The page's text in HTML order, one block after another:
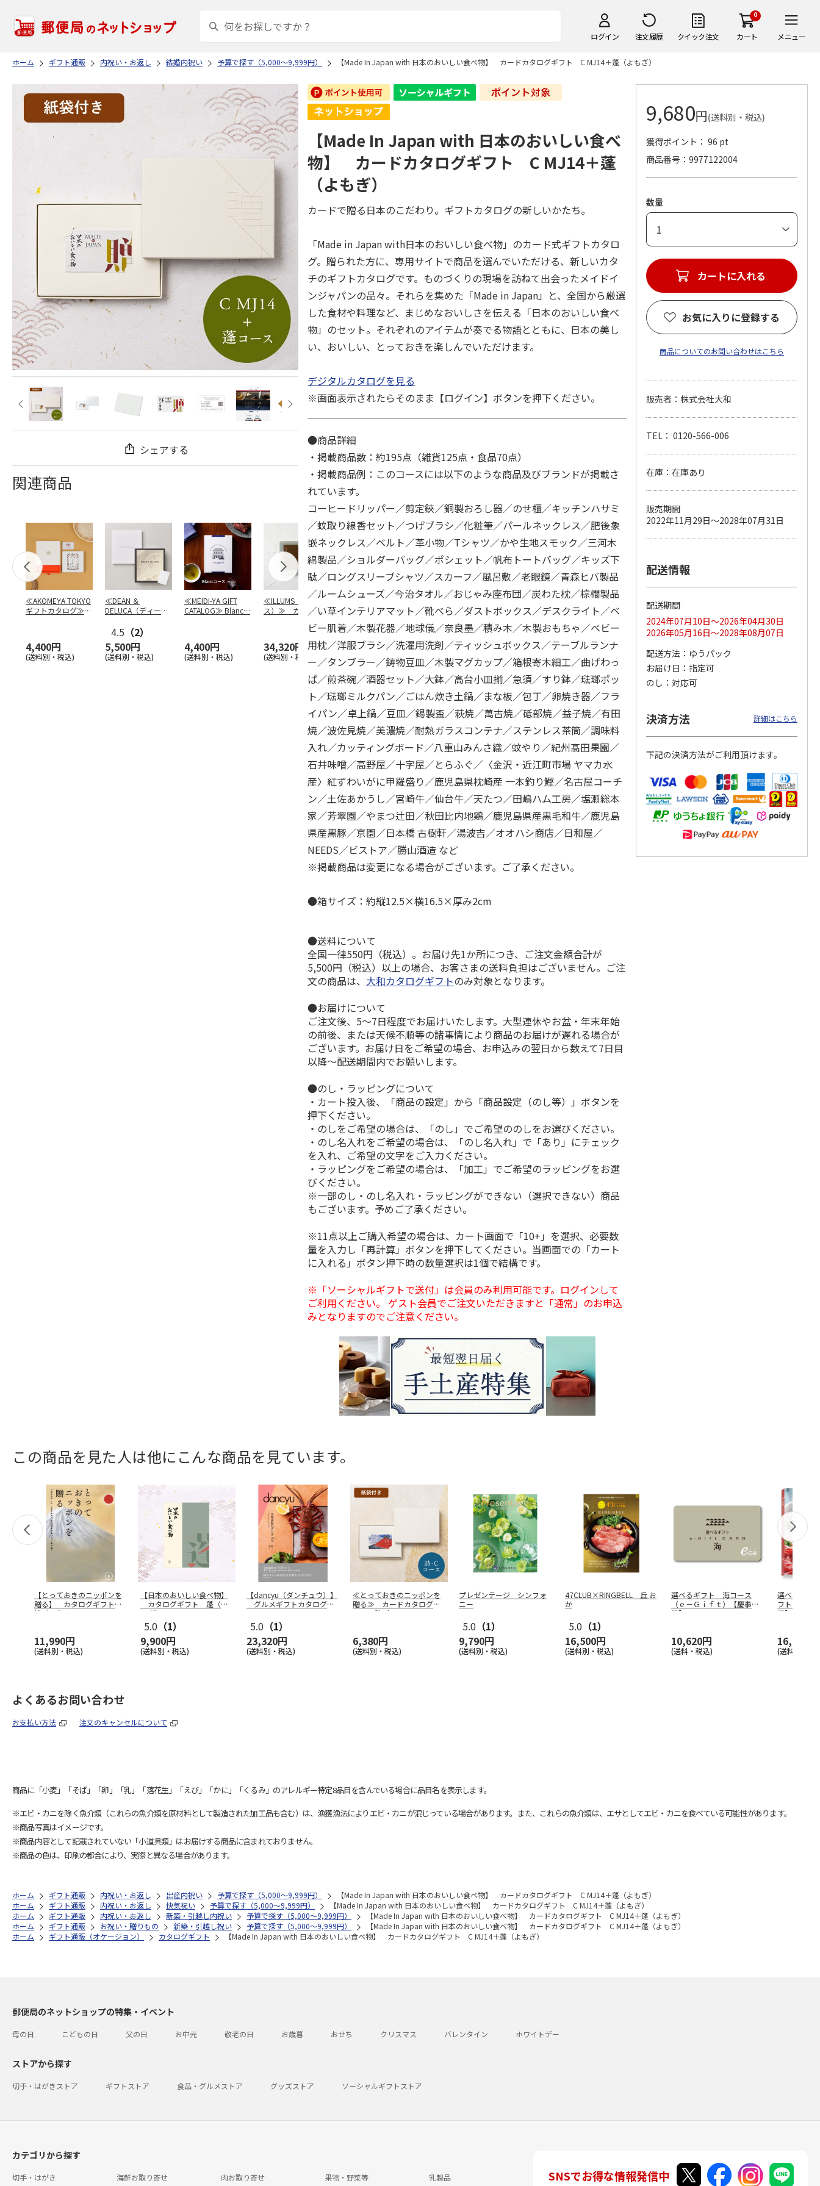
ログイン 注文履歴 クイック注文
0
カート メニュー
ホーム ギフト通販 内祝い・お返し 結婚内祝い 予算で探す（5,000～9,999円） 【Made In Japan with 日本のおいしい食べ物】 カードカタログギフト C MJ14＋蓬（よもぎ）
シェアする
関連商品
≪AKOMEYA TOKYO
ギフトカタログ≫
4,400円
(送料別・税込)
≪DEAN ＆
DELUCA（ディーン
…
4.5 （2）
5,500円
(送料別・税込)
≪MEIDI-YA GIFT
CATALOG≫ Blanc…
4,400円
(送料別・税込)
≪ILLUMS（イルム
ス）≫ カタログギ
34,320円
(送料別・税込)
【とっておきのニッ
ポンを贈る】 カタ
かえ…
4,290円
(送料別・税込)
TIMEBook(R)
Premium Premium
60,500円
(送料別・税込)
【とっておきのニッ
ポンを贈る】 カタ
た）
6,490円
(送料別・税込)
TIMEBook(R)
Premium Luxury
5.0（1）
108,900円
(送料別・税込)
【とっておきのニッ
ポンを贈る】 カタ
ログギフト 弥（あ
まね…
5,390円
(送料別・税込)
ログギフト ソ
【Made In Japan with 日本のおいしい食べ
物】 カードカタログギフト C MJ14＋蓬
（よもぎ）
カードで贈る日本のこだわり。ギフトカタログの新しいかたち。
「Made in Japan with日本のおいしい食べ物」のカード式ギフトカタロ
グ。贈られた方に、専用サイトで商品を選んでいただける、新しいカタ
チのギフトカタログです。ものづくりの現場を訪ねて出会ったメイドイ
ンジャパンの品々。それらを集めた「Made in Japan」と、全国から厳選
した食材や料理など、まじめなおいしさを伝える「日本のおいしい食べ
物」のセット。それぞれのアイテムが奏でる物語とともに、日本の美し
い、おいしい、とっておきを楽しんでいただけます。
デジタルカタログを見る
※画面表示されたらそのまま【ログイン】ボタンを押下ください。
●商品詳細
・掲載商品数：約195点（雑貨125点・食品70点）
・掲載商品例：このコースには以下のような商品及びブランドが掲載さ
れています。
コーヒードリッパー／剪定鋏／銅製おろし器／のせ櫃／キッチンハサミ
／蚊取り線香セット／つげブラシ／化粧筆／パールネックレス／肥後象
嵌ネックレス／ベルト／革小物／Tシャツ／かや生地スモック／三河木
綿製品／ショルダーバッグ／ポシェット／帆布トートバッグ／キッズ下
駄／ロングスリーブシャツ／スカーフ／風呂敷／老眼鏡／青森ヒバ製品
／ルームシューズ／今治タオル／おじゃみ座布団／炭わた枕／棕櫚製品
／い草インテリアマット／靴べら／ダストボックス／デスクライト／ベ
ビー肌着／木製花器／地球儀／奈良墨／積み木／木製おもちゃ／ベビー
用枕／洋服ブラシ／洗濯用洗剤／ティッシュボックス／テーブルランナ
ー／タンブラー／鋳物豆皿／木製マグカップ／箱根寄木細工／曲げわっ
ぱ／煎茶碗／酒器セット／大鉢／高台小皿揃／急須／すり鉢／琺瑯ポッ
ト／琺瑯ミルクパン／ごはん炊き土鍋／まな板／包丁／卵焼き器／フラ
イパン／卓上鍋／豆皿／錫製盃／萩焼／萬古焼／砥部焼／益子焼／有田
焼／波佐見焼／美濃焼／耐熱ガラスコンテナ／ステンレス茶筒／調味料
入れ／カッティングボード／八重山みんさ織／蚊やり／紀州髙田果園／
石井味噌／高野屋／十字屋／とらふぐ／〈金沢・近江町市場 ヤマカ水
産〉紅ずわいがに甲羅盛り／鹿児島県枕崎産 一本釣り鰹／名古屋コーチ
ン／土佐あかうし／宮崎牛／仙台牛／天たつ／田嶋ハム工房／塩瀬総本
家／芳翠園／やまつ辻田／秋田比内地鶏／鹿児島県産黒毛和牛／鹿児島
県産黒豚／京園／日本橋 古樹軒／湯波吉／オオハシ商店／日和屋／
NEEDS／ビストア／勝山酒造 など
※掲載商品は変更になる場合がございます。ご了承ください。
●箱サイズ：約縦12.5×横16.5×厚み2cm
●送料について
全国一律550円（税込）。お届け先1か所につき、ご注文金額合計が
5,500円（税込）以上の場合、お客さまの送料負担はございません。ご注
文の商品は、 大和カタログギフトのみ対象となります。
●お届けについて
ご注文後、5～7日程度でお届けいたします。大型連休やお盆・年末年始
の前後、または天候不順等の諸事情により商品のお届けが遅れる場合が
ございます。お届け日をご希望の場合、お申込みの翌日から数えて7日目
以降～配送期間内でお願いします。
●のし・ラッピングについて
・カート投入後、「商品の設定」から「商品設定（のし等）」ボタンを
押下ください。
・のしをご希望の場合は、「のし」でご希望ののしをお選びください。
・のし名入れをご希望の場合は、「のし名入れ」で「あり」にチェック
を入れ、ご希望の文字をご入力ください。
・ラッピングをご希望の場合は、「加工」でご希望のラッピングをお選
びください。
※一部のし・のし名入れ・ラッピングができない（選択できない）商品
もございます。予めご了承ください。
※11点以上ご購入希望の場合は、カート画面で「10+」を選択、必要数
量を入力し「再計算」ボタンを押下してください。当画面での「カート
に入れる」ボタン押下時の数量選択は1個で結構です。
※「ソーシャルギフトで送付」は会員のみ利用可能です。ログインして
ご利用ください。 ゲスト会員でご注文いただきますと「通常」のお申込
みとなりますのでご注意ください。
9,680円(送料別・税込)
獲得ポイント： 96 pt
商品番号
9977122004
数量
カートに入れる
お気に入りに登録する
商品についてのお問い合わせはこちら
販売者：株式会社大和
TEL： 0120-566-006
在庫：在庫あり
販売期間
2022年11月29日～2028年07月31日
配送情報
配送期間
2024年07月10日～2026年04月30日
2026年05月16日～2028年08月07日
配送方法
ゆうパック
お届け日
指定可
のし
対応可
決済方法 詳細はこちら
下記の決済方法がご利用頂けます。
この商品を見た人は他にこんな商品を見ています。
【とっておきのニッポンを
贈る】 カタログギフト
維（つなぐ
11,990円
(送料別・税込)
【日本のおいしい食べ物】
カタログギフト 蓬（よ
もぎ）
5.0 （1）
9,900円
(送料別・税込)
【dancyu（ダンチュウ）】
グルメギフトカタログ C
5.0 （1）
23,320円
(送料別・税込)
≪とっておきのニッポンを
贈る≫ カードカタログギ
フト 詩（
6,380円
(送料別・税込)
プレゼンテージ シンフォ
ニー
5.0 （1）
9,790円
(送料別・税込)
47CLUB×RINGBELL 丘 お
か
5.0 （1）
16,500円
(送料別・税込)
選べるギフト 海コース
（ｅ－Ｇｉｆｔ）【慶事
用】
10,620円
(送料・税込)
選べる国産
フト 清栄
用】
16,940円
(送料・税込)
よくあるお問い合わせ
お支払い方法 注文のキャンセルについて
商品に「小麦」「そば」「卵」「乳」「落花生」「えび」「かに」「くるみ」のアレルギー特定8品目を含んでいる場合に品目名を表示します。
※エビ・カニを除く魚介類（これらの魚介類を原材料として製造された加工品も含む）は、漁獲漁法によりエビ・カニが混じっている場合があります。また、これらの魚介類は、エサとしてエビ・カニを食べている可能性があります。
※商品写真はイメージです。
※商品内容として記載されていない「小道具類」はお届けする商品に含まれておりません。
※商品の色は、印刷の都合により、実際と異なる場合があります。
ホーム ギフト通販 内祝い・お返し 出産内祝い 予算で探す（5,000～9,999円）
【Made In Japan with 日本のおいしい食べ物】 カードカタログギフト C MJ14＋蓬（よもぎ）
ホーム
ギフト通販 内祝い・お返し 快気祝い 予算で探す（5,000～9,999円）
【Made In Japan with 日本のおいしい食べ物】 カードカタログギフト C MJ14＋蓬（よもぎ）
ホーム
ギフト通販 内祝い・お返し 新築・引越し内祝い 予算で探す（5,000～9,999円）
【Made In Japan with 日本のおいしい食べ物】 カードカタログギフト C MJ14＋蓬（よもぎ）
ホーム
ギフト通販 お祝い・贈りもの 新築・引越し祝い 予算で探す（5,000～9,999円）
【Made In Japan with 日本のおいしい食べ物】 カードカタログギフト C MJ14＋蓬（よもぎ）
ホーム
ギフト通販（オケージョン） カタログギフト 【Made In Japan with 日本のおいしい食べ物】 カードカタログギフト C MJ14＋蓬（よもぎ）
郵便局のネットショップの特集・イベント
母の日 こどもの日 父の日 お中元 敬老の日 お歳暮 おせち クリスマス バレンタイン ホワイトデー
ストアから探す
切手・はがきストア ギフトストア 食品・グルメストア グッズストア ソーシャルギフトストア
カテゴリから探す
切手・はがき 海鮮お取り寄せ 肉お取り寄せ 果物・野菜等 乳製品 SNSでお得な情報発信中